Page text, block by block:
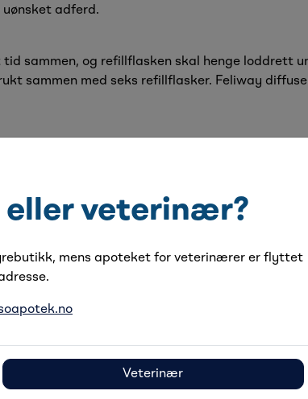
adferd.
sammen, og refillflasken skal henge loddrett
sammen med seks refillflasker. Feliway
veterinær?
mens apoteket for veterinærer er flyttet
Veterinær